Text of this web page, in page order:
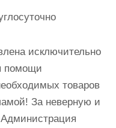
исключительно
помощи
товаров
За неверную и